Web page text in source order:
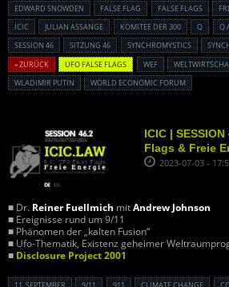
EDWARD SNOWDEN
FALSE FLAG FALSE FLAGS
ICIC
JULIAN ASSANGE KOMITEE DER 300 Q Q
SESSION 46
SITZUNG 46 SYNCHROMYSTICS
« ZURÜCK
UFO FALSE FLAGS WEF
WLADIMIR PUTIN
WORLD ECONOMIC FORUM
ICIC |
Flags & Freie
2023-07-03 -
■ Dr. Reiner Fuellmich mitAndrew Johnson
■ Ereignisse rund um 9/11
■ Phänomen der „kalten Fusion“
■ Ufo-Thematik, Existenz geheimer
■ Disclosure Project 2001
11. SEPTEMBER 9/11 911 CLIMATE CHANGE